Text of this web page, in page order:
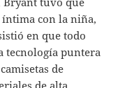
con la niña,
en que todo
tecnología puntera
de